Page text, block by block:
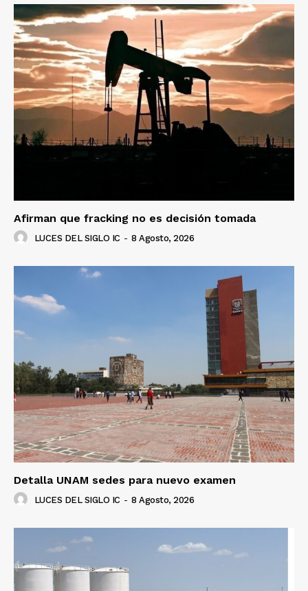
Afirman que fracking no es decisión tomada
LUCES DEL SIGLO IC - 8 Agosto, 2026
Detalla UNAM sedes para nuevo examen
LUCES DEL SIGLO IC - 8 Agosto, 2026